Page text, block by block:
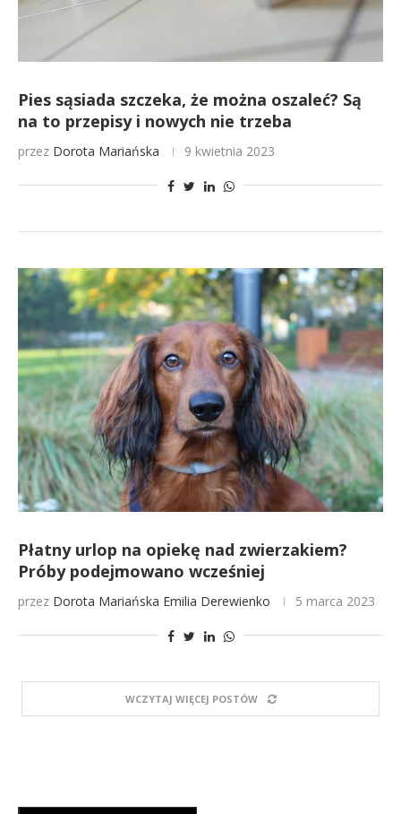
Pies sąsiada szczeka, że można oszaleć? Są
na to przepisy i nowych nie trzeba
przez Dorota Mariańska 9 kwietnia 2023
Płatny urlop na opiekę nad zwierzakiem?
Próby podejmowano wcześniej
przez Dorota Mariańska Emilia Derewienko 5 marca 2023
WCZYTAJ WIĘCEJ POSTÓW